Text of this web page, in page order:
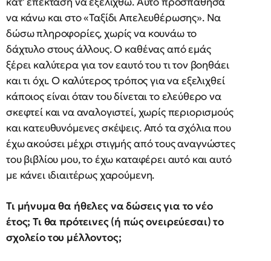
να κάνω και στο «Ταξίδι Απελευθέρωσης». Να
δώσω πληροφορίες, χωρίς να κουνάω το
δάχτυλο στους άλλους. Ο καθένας από εμάς
ξέρει καλύτερα για τον εαυτό του τι τον βοηθάει
και τι όχι. Ο καλύτερος τρόπος για να εξελιχθεί
κάποιος είναι όταν του δίνεται το ελεύθερο να
σκεφτεί και να αναλογιστεί, χωρίς περιορισμούς
και κατευθυνόμενες σκέψεις. Από τα σχόλια που
έχω ακούσει μέχρι στιγμής από τους αναγνώστες
του βιβλίου μου, το έχω καταφέρει αυτό και αυτό
με κάνει ιδιαιτέρως χαρούμενη.
Τι μήνυμα θα ήθελες να δώσεις για το νέο
έτος; Τι θα πρότεινες (ή πώς ονειρεύεσαι) το
σχολείο του μέλλοντος;